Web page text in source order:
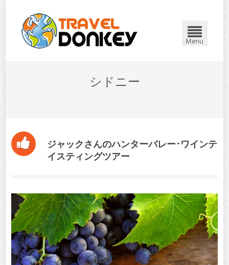
Menu
シドニー
ジャックさんのハンターバレー･ワインテ
イスティングツアー